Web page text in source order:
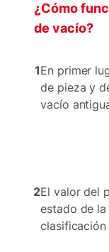
¿Cómo
de vacío?
1En primer
de pieza y
vacío
2El valor del
estado de
clasificación